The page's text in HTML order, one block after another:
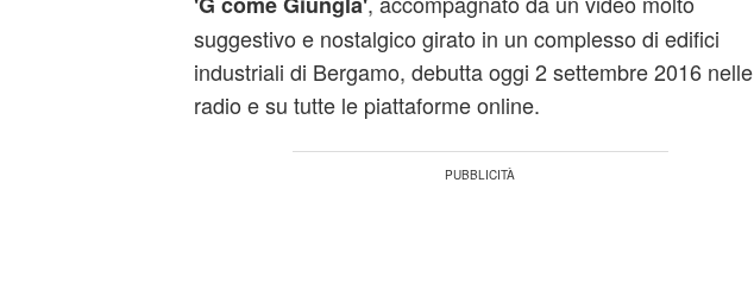
suggestivo e nostalgico girato in un complesso di edifici
industriali di Bergamo, debutta oggi 2 settembre 2016 nelle
radio e su tutte le piattaforme online.